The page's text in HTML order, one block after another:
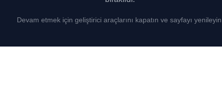
Devam etmek için geliştirici araçlarını kapatın ve sayfayı